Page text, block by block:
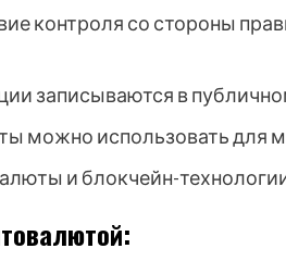
контроля со стороны
записываются в
можно использовать для
и блокчейн-